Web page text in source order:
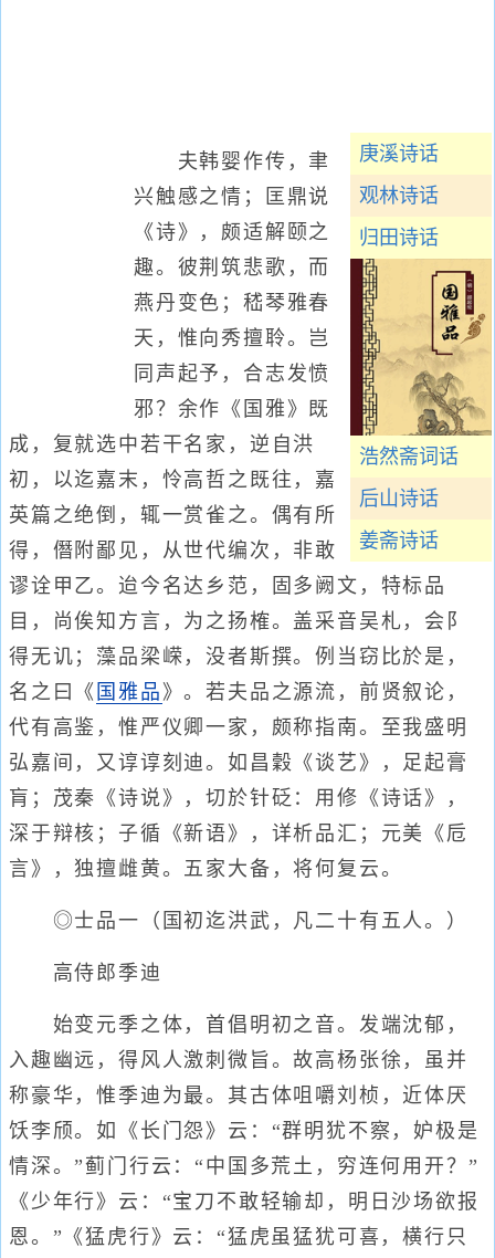
庚溪诗话
观林诗话
归田诗话
浩然斋词话
后山诗话
姜斋诗话
夫韩婴作传，聿
兴触感之情；匡鼎说
《诗》，颇适解颐之
趣。彼荆筑悲歌，而
燕丹变色；嵇琴雅春
天，惟向秀擅聆。岂
同声起予，合志发愤
邪？余作《国雅》既
成，复就选中若干名家，逆自洪
初，以迄嘉末，怜高哲之既往，嘉
英篇之绝倒，辄一赏雀之。偶有所
得，僭附鄙见，从世代编次，非敢
谬诠甲乙。迨今名达乡范，固多阙文，特标品
目，尚俟知方言，为之扬榷。盖采音吴札，会阝
得无讥；藻品梁嵘，没者斯撰。例当窃比於是，
名之曰《 国雅品 》。若夫品之源流，前贤叙论，
代有高鉴，惟严仪卿一家，颇称指南。至我盛明
弘嘉间，又谆谆刻迪。如昌穀《谈艺》，足起膏
肓；茂秦《诗说》，切於针砭：用修《诗话》，
深于辩核；子循《新语》，详析品汇；元美《卮
言》，独擅雌黄。五家大备，将何复云。
◎士品一（国初迄洪武，凡二十有五人。）
高侍郎季迪
始变元季之体，首倡明初之音。发端沈郁，
入趣幽远，得风人激刺微旨。故高杨张徐，虽并
称豪华，惟季迪为最。其古体咀嚼刘桢，近体厌
饫李颀。如《长门怨》云：“群明犹不察，妒极是
情深。”蓟门行云：“中国多荒土，穷连何用开？”
《少年行》云：“宝刀不敢轻输却，明日沙场欲报
恩。”《猛虎行》云：“猛虎虽猛犹可喜，横行只